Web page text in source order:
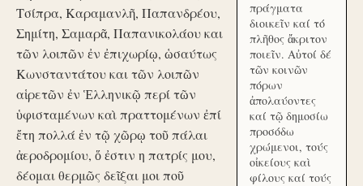
Τσίπρα, Καραμανλῆ, Παπανδρέου,
Σημίτη, Σαμαρᾶ, Παπανικολάου και
τῶν λοιπῶν ἐν ἐπιχωρίῳ, ὡσαύτως
Κωνσταντάτου και τῶν λοιπῶν
αἱρετῶν ἐν Ἑλληνικῷ περί τῶν
ὑφισταμένων καὶ πραττομένων ἐπί
ἔτη πολλά ἐν τῷ χῶρῳ τοῦ πάλαι
ἀεροδρομίου, ὅ ἐστιν η πατρίς μου,
δέομαι θερμῶς δεῖξαι μοι ποῦ
πράγματα
διοικεῖν καί τό
πλῆθος ἄκριτον
ποιεῖν. Αὐτοί δέ
τῶν κοινῶν
πόρων
ἀπολαύοντες
καί τῷ δημοσίω
προσόδω
χρώμενοι, τούς
οἰκείους καὶ
φίλους καί τούς